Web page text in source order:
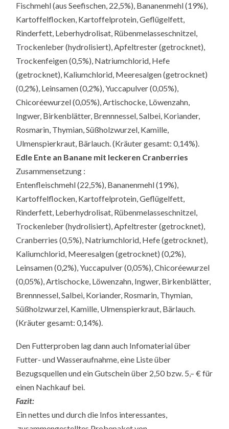
Fischmehl (aus Seefischen, 22,5%), Bananenmehl (19%),
Kartoffelflocken, Kartoffelprotein, Geflügelfett,
Rinderfett, Leberhydrolisat, Rübenmelasseschnitzel,
Trockenleber (hydrolisiert), Apfeltrester (getrocknet),
Trockenfeigen (0,5%), Natriumchlorid, Hefe
(getrocknet), Kaliumchlorid, Meeresalgen (getrocknet)
(0,2%), Leinsamen (0,2%), Yuccapulver (0,05%),
Chicoréewurzel (0,05%), Artischocke, Löwenzahn,
Ingwer, Birkenblätter, Brennnessel, Salbei, Koriander,
Rosmarin, Thymian, Süßholzwurzel, Kamille,
Ulmenspierkraut, Bärlauch. (Kräuter gesamt: 0,14%).
Edle Ente an Banane mit leckeren Cranberries
Zusammensetzung :
Entenfleischmehl (22,5%), Bananenmehl (19%),
Kartoffelflocken, Kartoffelprotein, Geflügelfett,
Rinderfett, Leberhydrolisat, Rübenmelasseschnitzel,
Trockenleber (hydrolisiert), Apfeltrester (getrocknet),
Cranberries (0,5%), Natriumchlorid, Hefe (getrocknet),
Kaliumchlorid, Meeresalgen (getrocknet) (0,2%),
Leinsamen (0,2%), Yuccapulver (0,05%), Chicoréewurzel
(0,05%), Artischocke, Löwenzahn, Ingwer, Birkenblätter,
Brennnessel, Salbei, Koriander, Rosmarin, Thymian,
Süßholzwurzel, Kamille, Ulmenspierkraut, Bärlauch.
(Kräuter gesamt: 0,14%).
Den Futterproben lag dann auch Infomaterial über
Futter- und Wasseraufnahme, eine Liste über
Bezugsquellen und ein Gutschein über 2,50 bzw. 5,– € für
einen Nachkauf bei.
Fazit:
Ein nettes und durch die Infos interessantes,